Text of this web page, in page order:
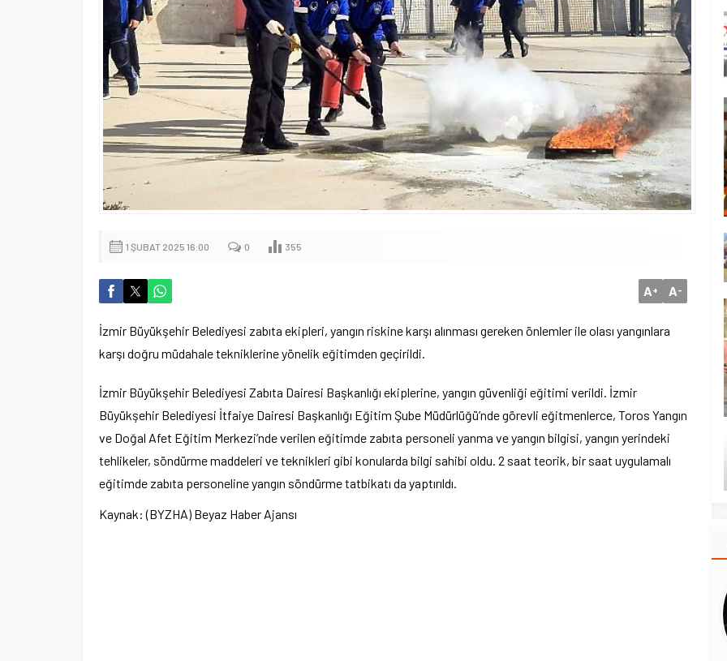
1 ŞUBAT 2025 16:00 0 355
A+ A-
İzmir Büyükşehir Belediyesi zabıta ekipleri, yangın riskine karşı alınması gereken önlemler ile olası yangınlara
karşı doğru müdahale tekniklerine yönelik eğitimden geçirildi.
İzmir Büyükşehir Belediyesi Zabıta Dairesi Başkanlığı ekiplerine, yangın güvenliği eğitimi verildi. İzmir
Büyükşehir Belediyesi İtfaiye Dairesi Başkanlığı Eğitim Şube Müdürlüğü’nde görevli eğitmenlerce, Toros Yangın
ve Doğal Afet Eğitim Merkezi’nde verilen eğitimde zabıta personeli yanma ve yangın bilgisi, yangın yerindeki
tehlikeler, söndürme maddeleri ve teknikleri gibi konularda bilgi sahibi oldu. 2 saat teorik, bir saat uygulamalı
eğitimde zabıta personeline yangın söndürme tatbikatı da yaptırıldı.
Kaynak: (BYZHA) Beyaz Haber Ajansı